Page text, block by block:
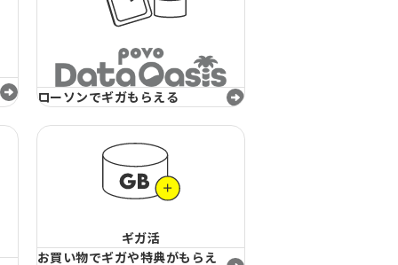
ローソンでギガもらえる
ギガ活
お買い物でギガや特典がもらえ